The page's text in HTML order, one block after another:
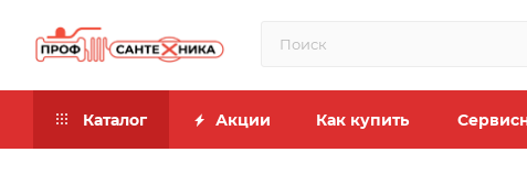
Каталог Акции Как купить